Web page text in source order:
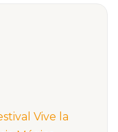
Vive la